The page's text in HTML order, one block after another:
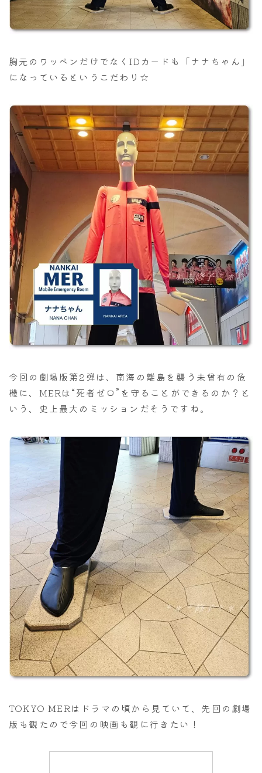
胸元のワッペンだけでなくIDカードも「ナナちゃん」
になっているというこだわり☆
今回の劇場版第2弾は、南海の離島を襲う未曾有の危
機に、MERは“死者ゼロ”を守ることができるのか？と
いう、史上最大のミッションだそうですね。
TOKYO MERはドラマの頃から見ていて、先回の劇場
版も観たので今回の映画も観に行きたい！